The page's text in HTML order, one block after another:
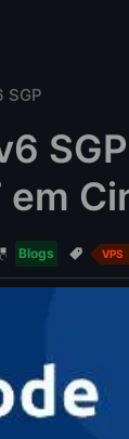
SGP
em
Blogs VPS